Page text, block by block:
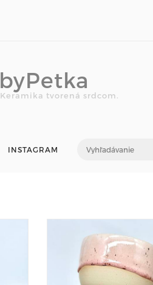
byPetka
Keramika tvorená srdcom.
INSTAGRAM